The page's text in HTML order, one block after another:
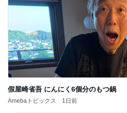
假屋崎省吾 にんにく6個分のもつ鍋
Amebaトピックス 1日前